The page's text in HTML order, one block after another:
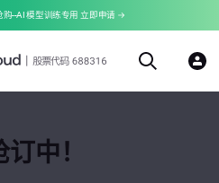
购--AI 模型训练专用 立即申请 →
程
中！
点